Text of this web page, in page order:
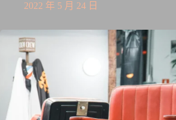
2022 年 5 月 24 日